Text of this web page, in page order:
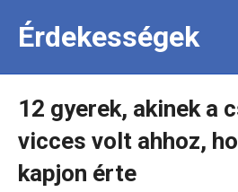
Érdekességek
12 gyerek, akinek a
vicces volt ahhoz,
kapjon érte